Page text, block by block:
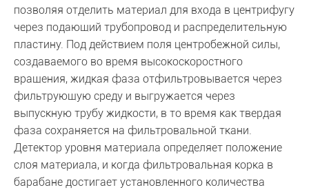
позволяя отделить материал для входа в центрифугу
через подающий трубопровод и распределительную
пластину. Под действием поля центробежной силы,
создаваемого во время высокоскоростного
вращения, жидкая фаза отфильтровывается через
фильтрующую среду и выгружается через
выпускную трубу жидкости, в то время как твердая
фаза сохраняется на фильтровальной ткани.
Детектор уровня материала определяет положение
слоя материала, и когда фильтровальная корка в
барабане достигает установленного количества